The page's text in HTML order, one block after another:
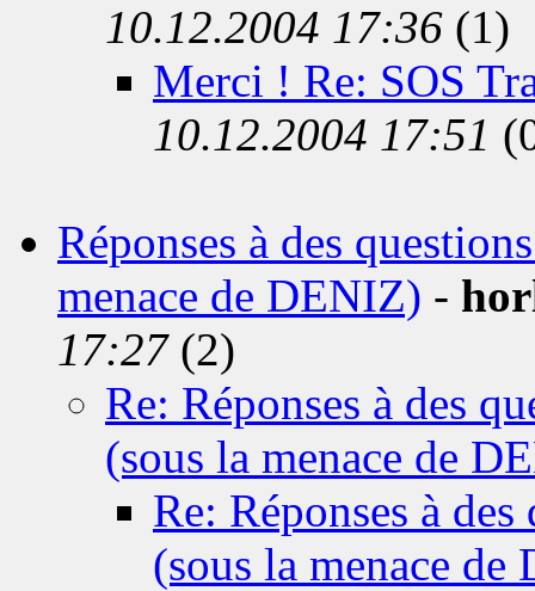
10.12.2004 17:36 (1)
Merci ! Re: SOS
10.12.2004 17:51
Réponses à des
menace de DENIZ) -
17:27(2)
Re: Réponses à des
(sous la menace de
Re: Réponses à
(sous la menace de